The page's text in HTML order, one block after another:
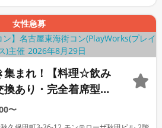
女性急募
集まれ！【料理☆飲み
あり・完全着席型】
参加多数・初参加も
クス主催☆
〜